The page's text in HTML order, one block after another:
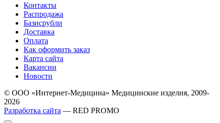
Контакты
Распродажа
Базисрубли
Доставка
Оплата
Как оформить заказ
Карта сайта
Вакансии
Новости
© ООО «Интернет-Медицина» Медицинские изделия, 2009-
2026
Разработка сайта — RED PROMO